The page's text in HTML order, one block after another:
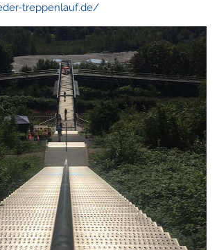
treppenlauf.de/